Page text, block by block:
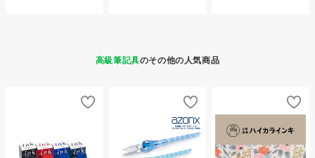
高級筆記具のその他の人気商品